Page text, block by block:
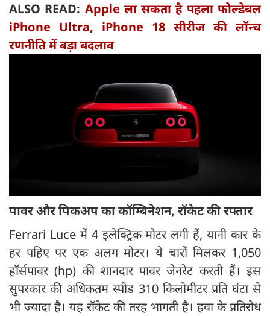
ALSO READ: Apple ला सकता है पहला फोल्डेबल
iPhone Ultra, iPhone 18 सीरीज की लॉन्च
रणनीति में बड़ा बदलाव
पावर और पिकअप का कॉम्बिनेशन, रॉकेट की रफ्तार
Ferrari Luce में 4 इलेक्ट्रिक मोटर लगी हैं, यानी कार के
हर पहिए पर एक अलग मोटर। ये चारों मिलकर 1,050
हॉर्सपावर (hp) की शानदार पावर जेनरेट करती हैं। इस
सुपरकार की अधिकतम स्पीड 310 किलोमीटर प्रति घंटा से
भी ज्यादा है। यह रॉकेट की तरह भागती है। हवा के प्रतिरोध